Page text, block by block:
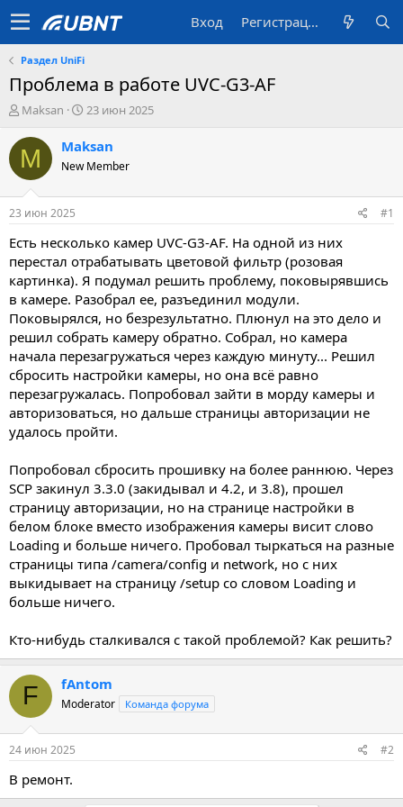
Вход Регистрация
Раздел UniFi
Проблема в работе UVC-G3-AF
А
т
о
р
м
ы
Maksan
Д
т
с
а
и
я
23 июн 2025
M Maksan
New Member
23 июн 2025 #1
Есть несколько камер UVC-G3-AF. На одной из них
перестал отрабатывать цветовой фильтр (розовая
картинка). Я подумал решить проблему, поковырявшись
в камере. Разобрал ее, разъединил модули.
Поковырялся, но безрезультатно. Плюнул на это дело и
решил собрать камеру обратно. Собрал, но камера
начала перезагружаться через каждую минуту... Решил
сбросить настройки камеры, но она всё равно
перезагружалась. Попробовал зайти в морду камеры и
авторизоваться, но дальше страницы авторизации не
удалось пройти.
Попробовал сбросить прошивку на более раннюю. Через
SCP закинул 3.3.0 (закидывал и 4.2, и 3.8), прошел
страницу авторизации, но на странице настройки в
белом блоке вместо изображения камеры висит слово
Loading и больше ничего. Пробовал тыркаться на разные
страницы типа /camera/config и network, но с них
выкидывает на страницу /setup со словом Loading и
больше ничего.
Кто-нибудь сталкивался с такой проблемой? Как решить?
F fAntom
Moderator Команда форума
24 июн 2025 #2
В ремонт.